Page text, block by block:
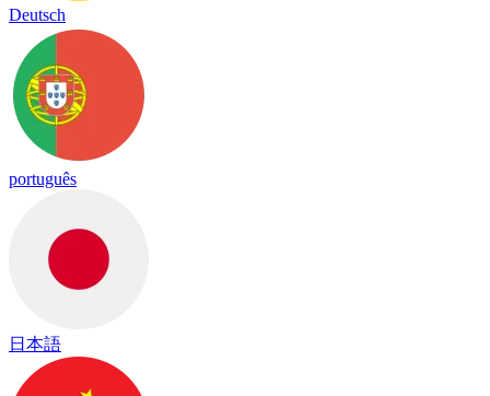
Deutsch
português
日本語